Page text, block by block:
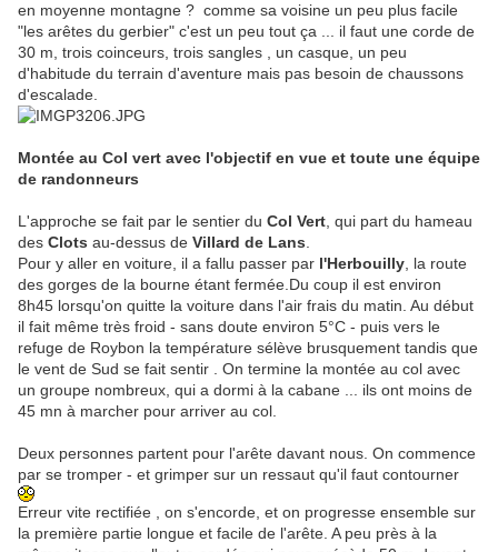
en moyenne montagne ? comme sa voisine un peu plus facile
"les arêtes du gerbier" c'est un peu tout ça ... il faut une corde de
30 m, trois coinceurs, trois sangles , un casque, un peu
d'habitude du terrain d'aventure mais pas besoin de chaussons
d'escalade.
Montée au Col vert avec l'objectif en vue et toute une équipe
de randonneurs
L'approche se fait par le sentier du Col Vert , qui part du hameau
des Clots au-dessus de Villard de Lans
Pour y aller en voiture, il a fallu passer par l'Herbouilly , la route
des gorges de la bourne étant fermée.Du coup il est environ
8h45 lorsqu'on quitte la voiture dans l'air frais du matin. Au début
il fait même très froid - sans doute environ 5°C - puis vers le
refuge de Roybon la température sélève brusquement tandis que
le vent de Sud se fait sentir . On termine la montée au col avec
un groupe nombreux, qui a dormi à la cabane ... ils ont moins de
45 mn à marcher pour arriver au col.
Deux personnes partent pour l'arête davant nous. On commence
par se tromper - et grimper sur un ressaut qu'il faut contourner
Erreur vite rectifiée , on s'encorde, et on progresse ensemble sur
la première partie longue et facile de l'arête. A peu près à la